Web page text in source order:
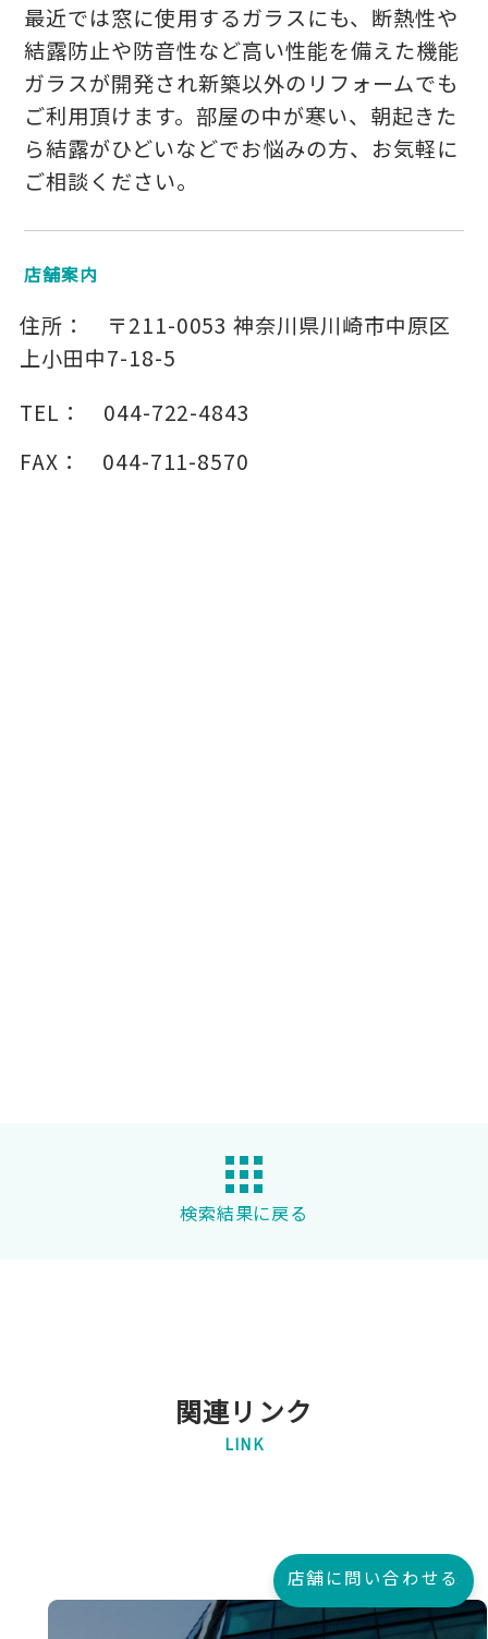
最近では窓に使用するガラスにも、断熱性や
結露防止や防音性など高い性能を備えた機能
ガラスが開発され新築以外のリフォームでも
ご利用頂けます。部屋の中が寒い、朝起きた
ら結露がひどいなどでお悩みの方、お気軽に
ご相談ください。
店舗案内
住所： 〒211-0053 神奈川県川崎市中原区
上小田中7-18-5
TEL：
044-722-4843
FAX：
044-711-8570
検索結果に戻る
関連リンク
LINK
店舗に問い合わせる